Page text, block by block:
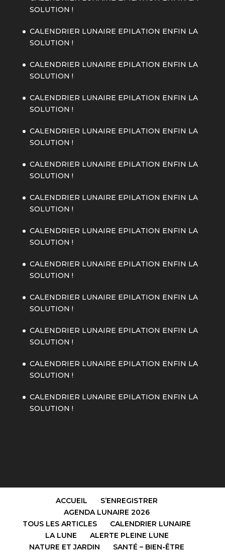
SOLUTION !
CALENDRIER LUNAIRE EPILATION ENFIN LA
SOLUTION !
CALENDRIER LUNAIRE EPILATION ENFIN LA
SOLUTION !
CALENDRIER LUNAIRE EPILATION ENFIN LA
SOLUTION !
CALENDRIER LUNAIRE EPILATION ENFIN LA
SOLUTION !
CALENDRIER LUNAIRE EPILATION ENFIN LA
SOLUTION !
CALENDRIER LUNAIRE EPILATION ENFIN LA
SOLUTION !
CALENDRIER LUNAIRE EPILATION ENFIN LA
SOLUTION !
CALENDRIER LUNAIRE EPILATION ENFIN LA
SOLUTION !
CALENDRIER LUNAIRE EPILATION ENFIN LA
SOLUTION !
CALENDRIER LUNAIRE EPILATION ENFIN LA
SOLUTION !
CALENDRIER LUNAIRE EPILATION ENFIN LA
SOLUTION !
CALENDRIER LUNAIRE EPILATION ENFIN LA
SOLUTION !
ACCUEIL
S’ENREGISTRER
AGENDA LUNAIRE 2026
TOUS LES ARTICLES
CALENDRIER LUNAIRE
LA LUNE
ALERTE PLEINE LUNE
NATURE ET JARDIN
SANTÉ – BIEN-ÊTRE